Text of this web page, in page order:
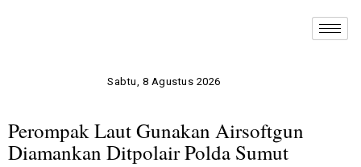
Sabtu, 8 Agustus 2026
Perompak Laut Gunakan Airsoftgun
Diamankan Ditpolair Polda Sumut